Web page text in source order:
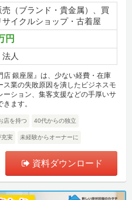
売（ブランド・貴金属）、買
サイクルショップ・古着屋
円
人
銀座屋』は、少ない経費・在庫
業の失敗原因を潰したビジネスモ
ション、集客支援などの手厚いサ
ます。
店を持つ 40代からの独立
充実 未経験からオーナーに
資料ダウンロード